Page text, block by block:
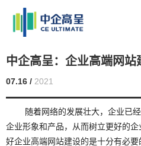
中企高呈：企业高端网站
07.16 / 2021
随着网络的发展壮大，企业已
企业形象和产品，从而树立更好的
好企业高端网站建设的是十分有必